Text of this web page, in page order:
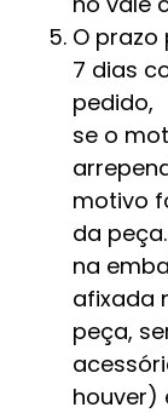
O
7 dias
pedido,
se o
motivo
da
na
afixada
peça,
houver)